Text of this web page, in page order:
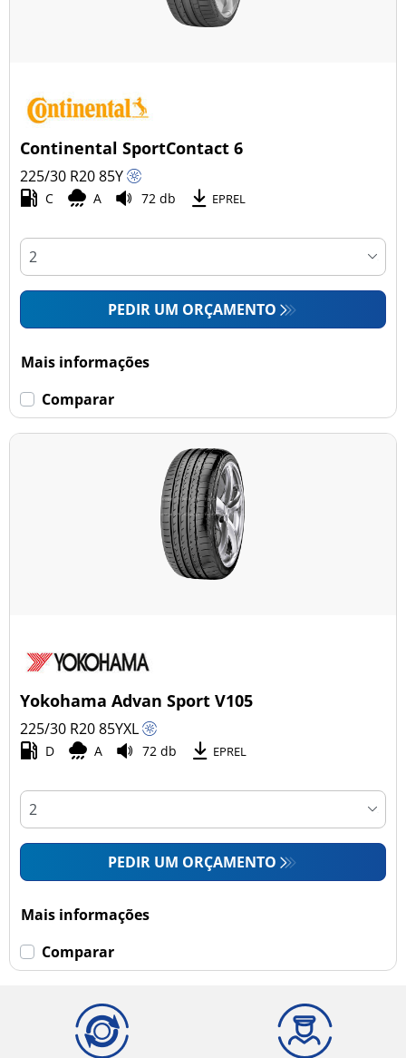
Continental SportContact 6
225/30 R2085Y
C A 72 db EPREL
PEDIR UM ORÇAMENTO
Mais informações
Comparar
Yokohama Advan Sport V105
225/30 R2085YXL
D A 72 db EPREL
PEDIR UM ORÇAMENTO
Mais informações
Comparar